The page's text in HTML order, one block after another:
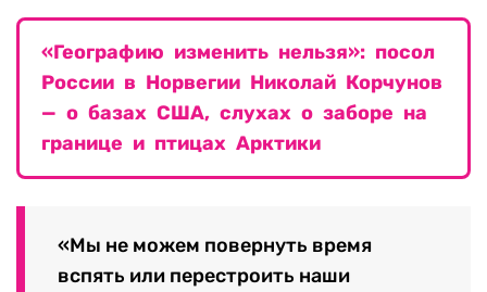
«Географию изменить нельзя»: посол
России в Норвегии Николай Корчунов
— о базах США, слухах о заборе на
границе и птицах Арктики
«Мы не можем повернуть время
вспять или перестроить наши